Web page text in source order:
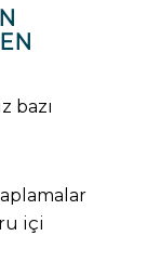
bazı
içi